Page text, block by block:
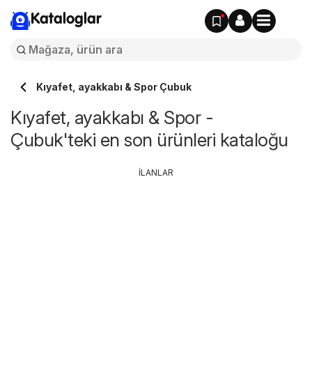
Kataloglar
Kıyafet, ayakkabı & Spor Çubuk
Kıyafet, ayakkabı & Spor -
Çubuk'teki en son ürünleri kataloğu
İLANLAR